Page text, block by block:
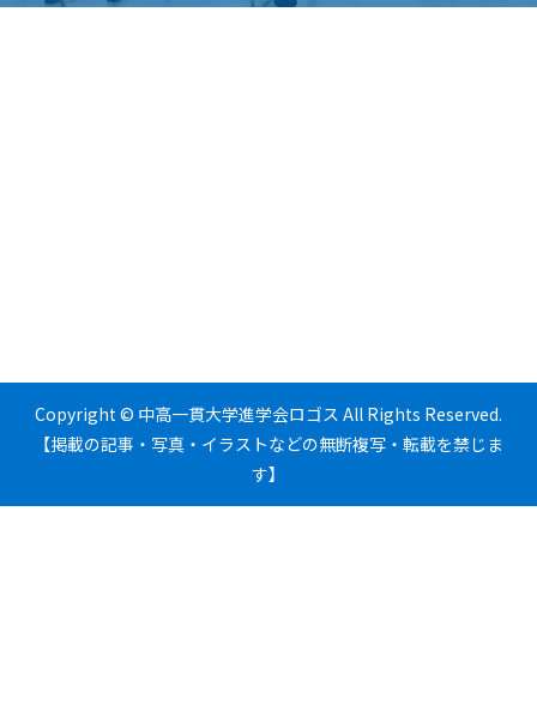
Copyright © 中高一貫大学進学会ロゴス All Rights Reserved.
【掲載の記事・写真・イラストなどの無断複写・転載を禁じま
す】